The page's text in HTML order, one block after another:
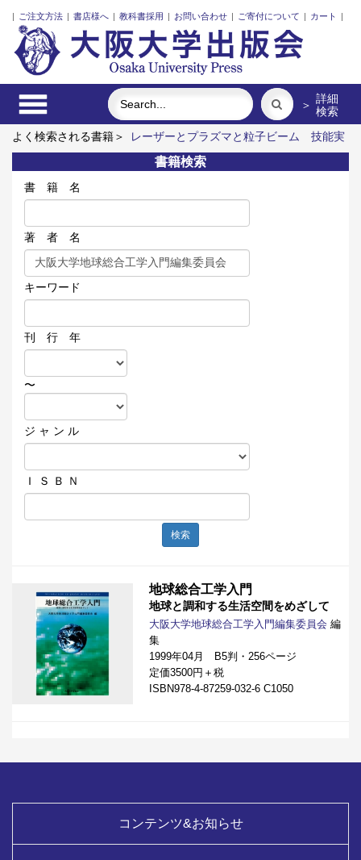
| ご注文方法 | 書店様へ | 教科書採用 | お問い合わせ | ご寄付について | カート |
＞ 詳細
検索
よく検索される書籍＞
レーザーとプラズマと粒子ビーム
技能実
習生と日本語のリアル
イラン立憲革命前夜の翻案文学
「力の
ある学校」の探究
ロシア 祈りの大地
新しい公共と市民社会
の定量分析
書籍検索
書 籍 名
著 者 名
キーワード
刊 行 年
〜
ジ ャ ン ル
Ｉ Ｓ Ｂ Ｎ
検索
地球総合工学入門
地球と調和する生活空間をめざして
大阪大学地球総合工学入門編集委員会 編
集
1999年04月 B5判・256ページ
定価3500円＋税
ISBN978-4-87259-032-6 C1050
コンテンツ&お知らせ